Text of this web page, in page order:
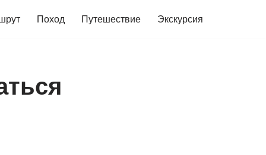
Поход Путешествие Экскурсия